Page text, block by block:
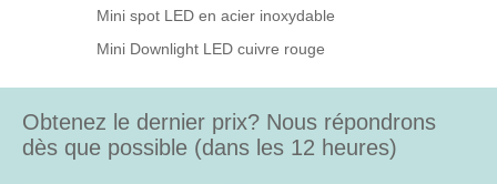
Mini spot LED en acier inoxydable
Mini Downlight LED cuivre rouge
Obtenez le dernier prix? Nous répondrons
dès que possible (dans les 12 heures)